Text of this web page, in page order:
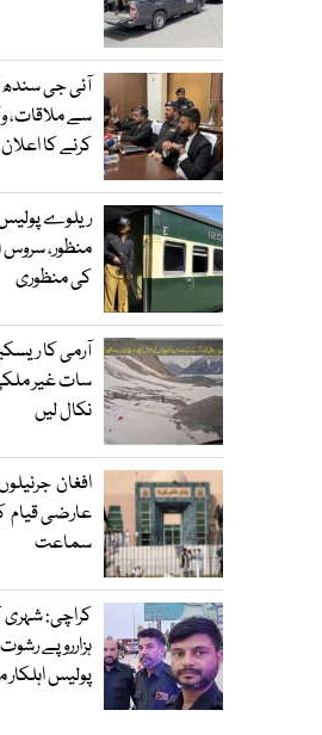
آئی جی سندھ
سے ملاقات،
کرنے کا اعلان
ریلوے پولیس
منظور، سروس
کی منظوری
آرمی کا
سات غیر
نکال لیں
افغان
عارضی قیام
سماعت
پولیس